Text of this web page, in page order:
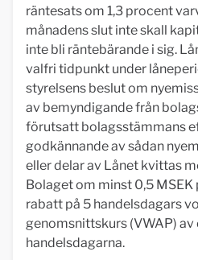
räntesats om 1,3 procent
månadens slut inte skall
inte bli räntebärande i sig.
valfri tidpunkt under
styrelsens beslut om
av bemyndigande från
förutsatt bolagsstämmans
godkännande av sådan
eller delar av Lånet kvittas
Bolaget om minst 0,5 MSEK
rabatt på 5 handelsdagars
genomsnittskurs (VWAP) av
handelsdagarna.